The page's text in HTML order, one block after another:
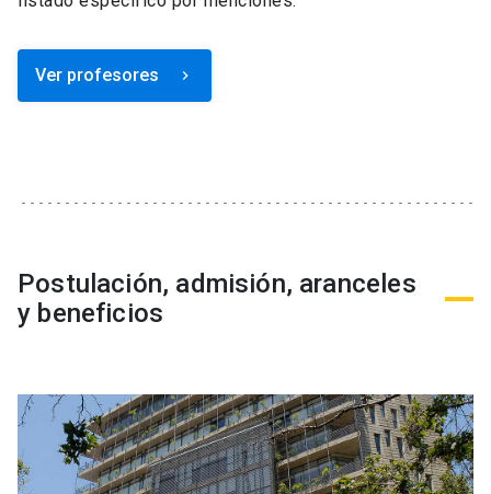
Ver profesores keyboard_arrow_right
Postulación, admisión, aranceles
y beneficios